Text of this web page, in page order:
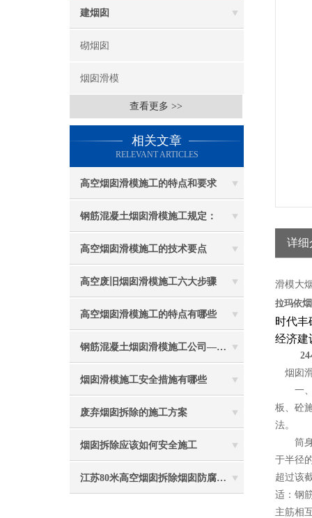
建烟囱
砌烟囱
烟囱滑模
查看更多 >>
相关文章
RELEVANT ARTICLES
高空烟囱滑模施工的特点和要求
钢筋混凝土烟囱滑模施工规定：
高空烟囱滑模施工的技术要点
高空废旧烟囱滑模施工六大步骤
高空烟囱滑模施工的特点有哪些
钢筋混凝土烟囱滑模施工公司——选五林高空
烟囱滑模施工安全措施有哪些
废弃烟囱拆除的施工方案
烟囱拆除应该如何安全施工
江苏80米高空烟囱拆除烟囱防腐工程施工安全注意事项
详细
滑模大
拉玛依
时代
经济建
烟囱
一、
板、砼
法。
筒身
于半径
超过该
适：钢
主筋相